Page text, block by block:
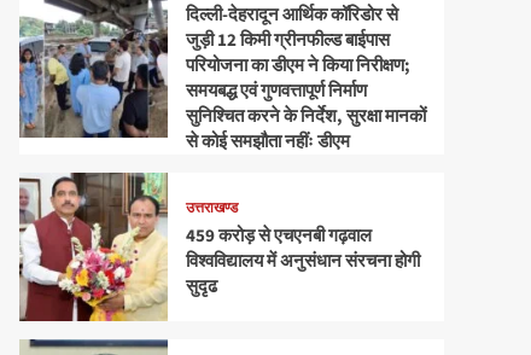
दिल्ली-देहरादून आर्थिक कॉरिडोर से
जुड़ी 12 किमी ग्रीनफील्ड बाईपास
परियोजना का डीएम ने किया निरीक्षण;
समयबद्ध एवं गुणवत्तापूर्ण निर्माण
सुनिश्चित करने के निर्देश, सुरक्षा मानकों
से कोई समझौता नहींः डीएम
उत्तराखण्ड
459 करोड़ से एचएनबी गढ़वाल
विश्वविद्यालय में अनुसंधान संरचना होगी
सुदृढ